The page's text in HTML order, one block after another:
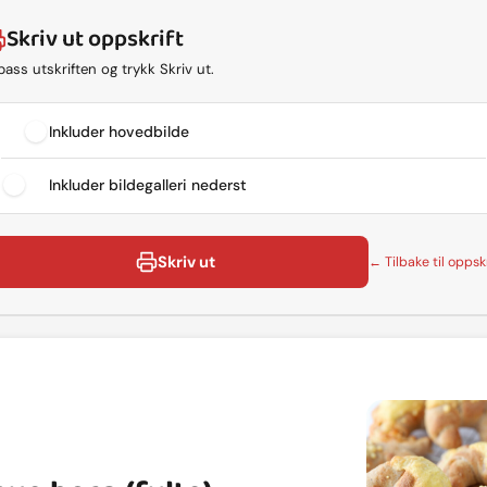
Skriv ut oppskrift
utskriften og trykk Skriv ut.
Inkluder hovedbilde
Inkluder bildegalleri nederst
Skriv ut ← Tilbake til